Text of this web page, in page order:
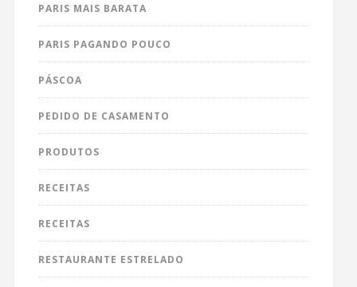
PARIS MAIS BARATA
PARIS PAGANDO POUCO
PÁSCOA
PEDIDO DE CASAMENTO
PRODUTOS
RECEITAS
RECEITAS
RESTAURANTE ESTRELADO